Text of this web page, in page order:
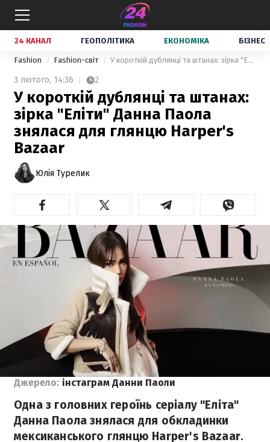
24 КАНАЛ ГЕОПОЛІТИКА ЕКОНОМІКА БІЗНЕС
Fashion Fashion-світ У короткій дублянці та штанах: зірка "Еліти" Данна Паола знялася для глянцю Harper's Bazaar
3 лютого, 14:36 2
У короткій дублянці та штанах:
зірка "Еліти" Данна Паола
знялася для глянцю Harper's
Bazaar
Юлія Турелик
Джерело: інстаграм Данни Паоли
Одна з головних героїнь серіалу "Еліта"
Данна Паола знялася для обкладинки
мексиканського глянцю Harper's Bazaar.